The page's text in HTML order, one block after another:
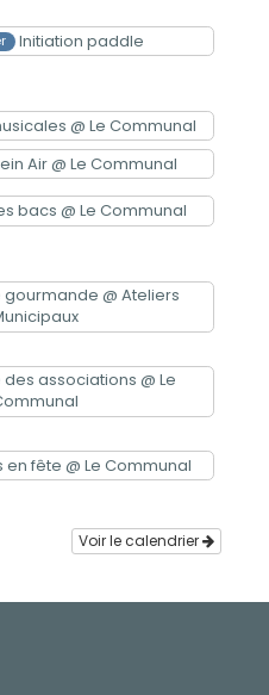
Initiation paddle
@ Le Communal
Air @ Le Communal
bacs @ Le Communal
gourmande @ Ateliers
des associations @ Le
en fête @ Le Communal
Voir le calendrier